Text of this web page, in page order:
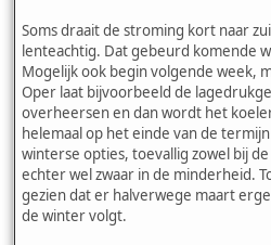
Soms draait de stroming kort naar
lenteachtig. Dat gebeurd komende
Mogelijk ook begin volgende week,
Oper laat bijvoorbeeld de
overheersen en dan wordt het
helemaal op het einde van de
winterse opties, toevallig zowel bij de
echter wel zwaar in de minderheid.
gezien dat er halverwege maart
de winter volgt.